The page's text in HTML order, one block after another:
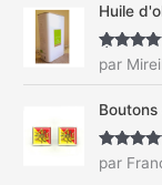
Huile
Note4
sur 5
par
Note5
5
par